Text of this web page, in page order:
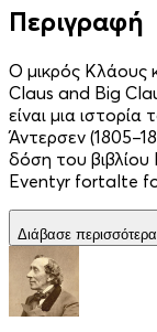
Περιγραφή
Ο μικρός Κλάους
Claus and Big
είναι μια
Άντερσεν
δόση του
Eventyr fortalte
Διάβασε περισσότερα